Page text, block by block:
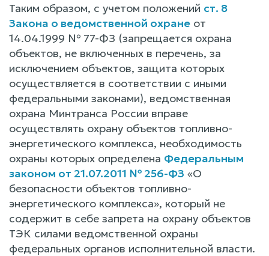
Таким образом, с учетом положений ст. 8
Закона о ведомственной охране от
14.04.1999 № 77-ФЗ (запрещается охрана
объектов, не включенных в перечень, за
исключением объектов, защита которых
осуществляется в соответствии с иными
федеральными законами), ведомственная
охрана Минтранса России вправе
осуществлять охрану объектов топливно-
энергетического комплекса, необходимость
охраны которых определена Федеральным
законом от 21.07.2011 № 256-ФЗ «О
безопасности объектов топливно-
энергетического комплекса», который не
содержит в себе запрета на охрану объектов
ТЭК силами ведомственной охраны
федеральных органов исполнительной власти.